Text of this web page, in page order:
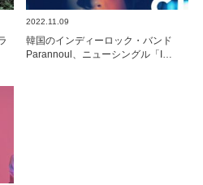
2022.11.09
韓国のインディーロック・バンド
Parannoul、ニューシングル「I…